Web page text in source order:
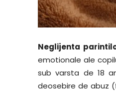
Neglijenta
emotionale ale
sub varsta de 18
deosebire de abuz